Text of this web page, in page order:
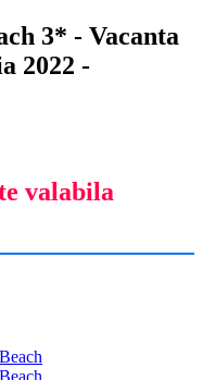
3* - Vacanta
2022 -
valabila